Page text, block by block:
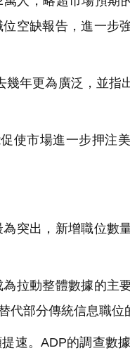
空缺報告，進一步
年更為廣泛，並指
使市場進一步押注
突出，新增職位數
拉動整體數據的主
部分傳統信息職位
速。ADP的調查數